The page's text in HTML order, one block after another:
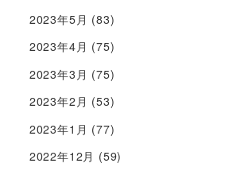
2023年5月 (83)
2023年4月 (75)
2023年3月 (75)
2023年2月 (53)
2023年1月 (77)
2022年12月 (59)